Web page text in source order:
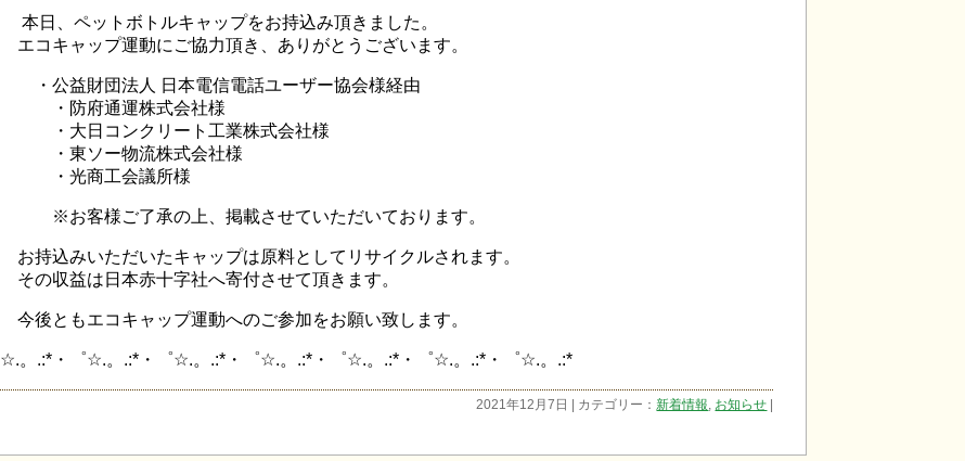
本日、ペットボトルキャップをお持込み頂きました。
エコキャップ運動にご協力頂き、ありがとうございます。
・公益財団法人 日本電信電話ユーザー協会様経由
・防府通運株式会社様
・大日コンクリート工業株式会社様
・東ソー物流株式会社様
・光商工会議所様
※お客様ご了承の上、掲載させていただいております。
お持込みいただいたキャップは原料としてリサイクルされます。
その収益は日本赤十字社へ寄付させて頂きます。
今後ともエコキャップ運動へのご参加をお願い致します。
☆.。.:*・゜☆.。.:*・゜☆.。.:*・゜☆.。.:*・゜☆.。.:*・゜☆.。.:*・゜☆.。.:*
2021年12月7日 | カテゴリー：新着情報, お知らせ